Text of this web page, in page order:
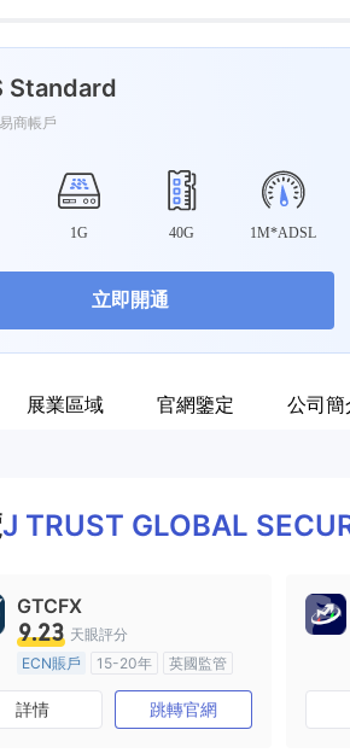
9
Standard
商帳戶
1G 40G 1M*ADSL
立即開通
展業區域 官網鑒定 公司簡
J TRUST GLOBAL
GTCFX
9.23 天眼評分
ECN賬戶
15-20年
英國監管
全牌照 (MM)
主標MT4
詳情 跳轉官網